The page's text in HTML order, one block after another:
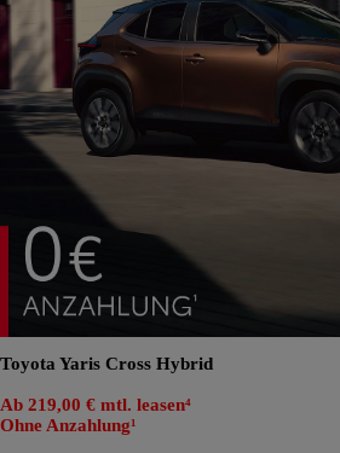
Toyota Yaris Cross Hybrid
Ab 219,00 € mtl. leasen⁴
Ohne Anzahlung¹